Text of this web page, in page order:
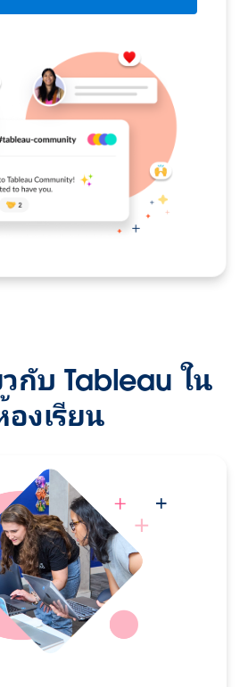
กับ Tableau ใน
องเรียน